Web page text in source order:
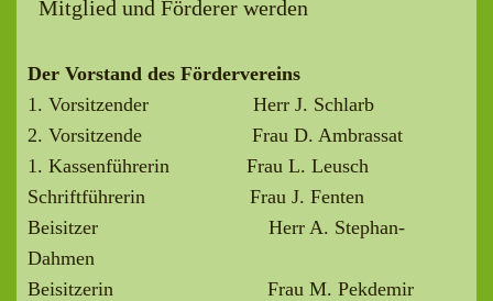
Mitglied und Förderer werden
Der Vorstand des Fördervereins
1. Vorsitzender Herr J. Schlarb
2. Vorsitzende Frau D. Ambrassat
1. Kassenführerin Frau L. Leusch
Schriftführerin Frau J. Fenten
Beisitzer Herr A. Stephan-
Dahmen
Beisitzerin Frau M. Pekdemir